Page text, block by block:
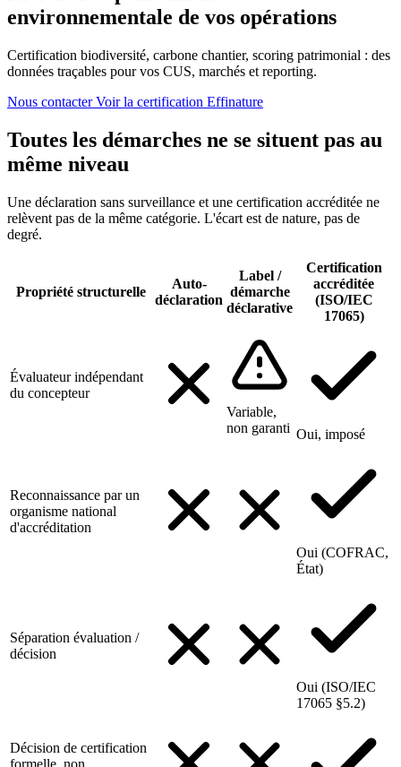
environnementale de vos opérations
Certification biodiversité, carbone chantier, scoring patrimonial : des
données traçables pour vos CUS, marchés et reporting.
Nous contacterVoir la certification Effinature
Toutes les démarches ne se situent pas au
même niveau
Une déclaration sans surveillance et une certification accréditée ne
relèvent pas de la même catégorie. L'écart est de nature, pas de
degré.
Propriété structurelle
Auto-
déclaration
Label /
démarche
déclarative
Certification
accréditée
(ISO/IEC
17065)
Évaluateur indépendant
du concepteur
Variable,
non garanti Oui, imposé
Reconnaissance par un
organisme national
d'accréditation
Oui (COFRAC,
État)
Séparation évaluation /
décision
Oui (ISO/IEC
17065 §5.2)
Décision de certification
formelle, non